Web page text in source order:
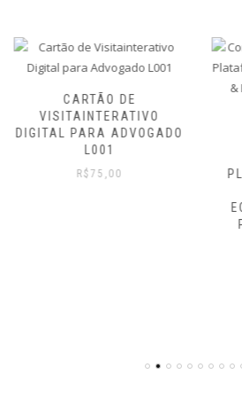
CARTÃO DE
VISITAINTERATIVO
DIGITAL PARA ADVOGADO
L001
R$75,00